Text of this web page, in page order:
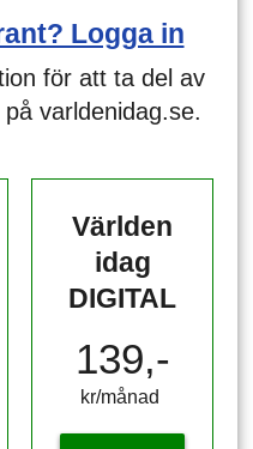
Logga in
för att ta del av
varldenidag.se.
Världen
idag
DIGITAL
139,-
kr/månad ​​​​​​